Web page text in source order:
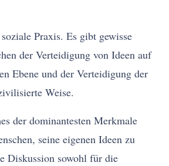
Praxis. Es gibt gewisse
der Verteidigung von Ideen auf
Ebene und der Verteidigung der
Weise.
der dominantesten Merkmale
seine eigenen Ideen zu
Diskussion sowohl für die